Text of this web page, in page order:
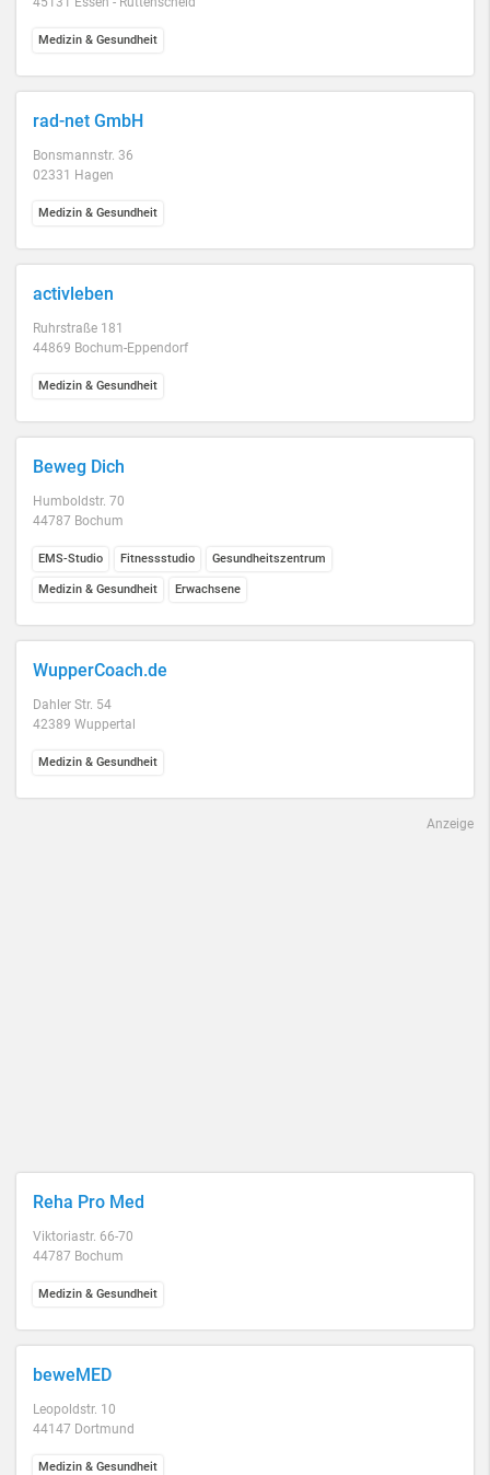
Medizin & Gesundheit
rad-net GmbH
Bonsmannstr. 36
02331 Hagen
Medizin & Gesundheit
activleben
Ruhrstraße 181
44869 Bochum-Eppendorf
Medizin & Gesundheit
Beweg Dich
Humboldstr. 70
44787 Bochum
EMS-Studio Fitnessstudio Gesundheitszentrum
Medizin & Gesundheit Erwachsene
WupperCoach.de
Dahler Str. 54
42389 Wuppertal
Medizin & Gesundheit
Anzeige
Reha Pro Med
Viktoriastr. 66-70
44787 Bochum
Medizin & Gesundheit
beweMED
Leopoldstr. 10
44147 Dortmund
Medizin & Gesundheit